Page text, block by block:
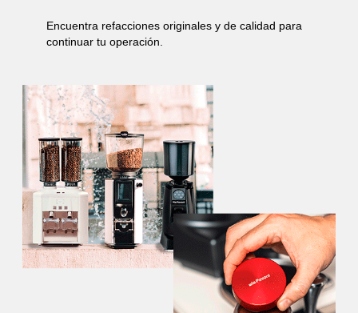
Encuentra refacciones originales y de calidad para
continuar tu operación.